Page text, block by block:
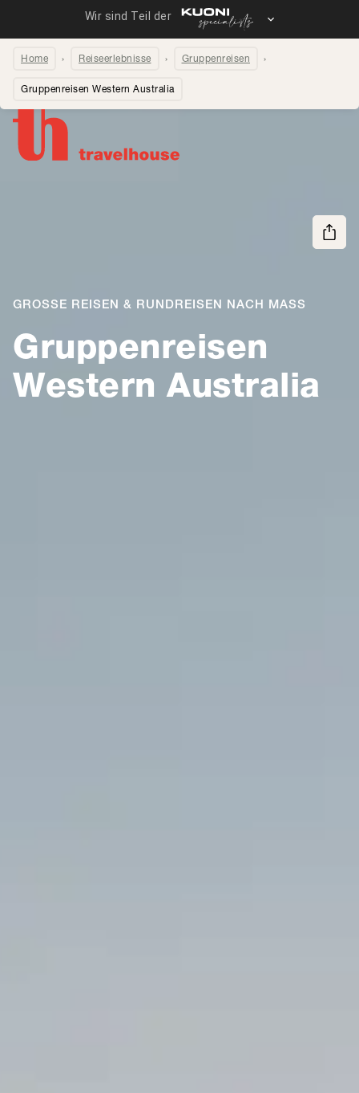
Home Reiseerlebnisse Gruppenreisen
Gruppenreisen Western Australia
Gruppenreisen
Western Australia
GROSSE REISEN & RUNDREISEN NACH MASS